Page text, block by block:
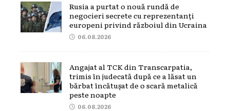
Rusia a purtat o nouă rundă de
negocieri secrete cu reprezentanți
europeni privind războiul din Ucraina
06.08.2026
Angajat al TCK din Transcarpatia,
trimis în judecată după ce a lăsat un
bărbat încătușat de o scară metalică
peste noapte
06.08.2026